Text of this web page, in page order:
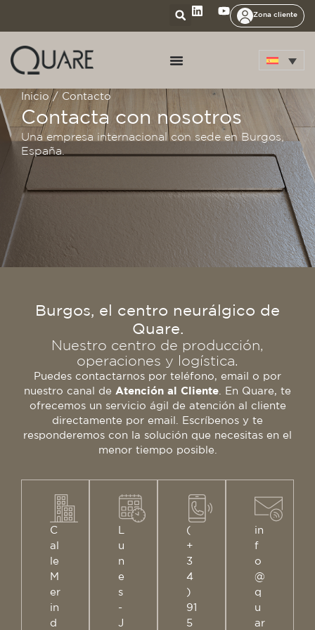
Zona cliente
Inicio/ Contacto
Contacta con nosotros
Una empresa internacional con sede en Burgos,
España.
Burgos, el centro neurálgico de
Quare.
Nuestro centro de producción,
operaciones y logística.
Puedes contactarnos por teléfono, email o por
nuestro canal de Atención al Cliente . En Quare, te
ofrecemos un servicio ágil de atención al cliente
directamente por email. Escríbenos y te
responderemos con la solución que necesitas en el
menor tiempo posible.
C
al
le
M
er
in
d
L
u
n
e
s
-
J
(
+
3
4
)
91
5
in
f
o
@
q
u
ar